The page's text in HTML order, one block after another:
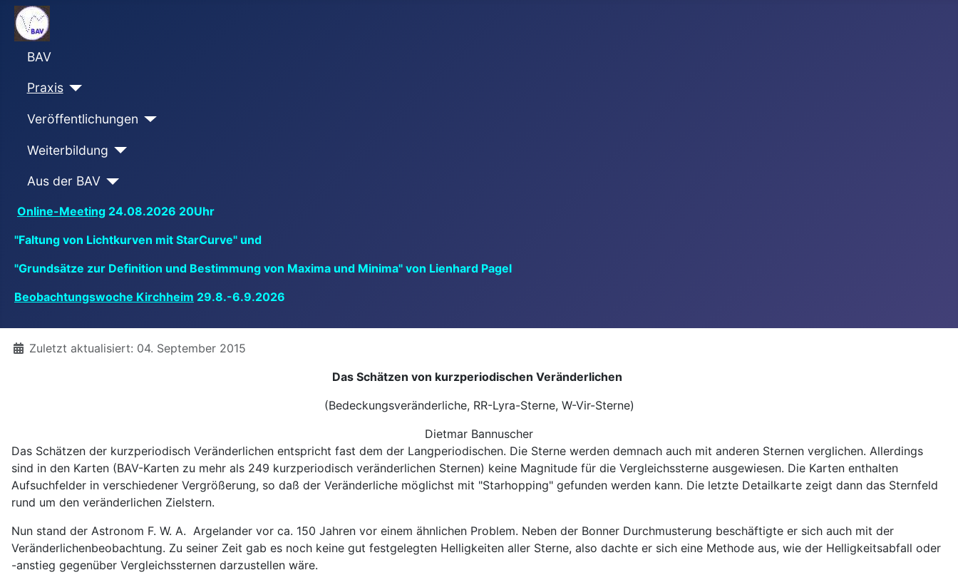
BAV
Praxis
Veröffentlichungen
Weiterbildung
Aus der BAV
Online-Meeting 24.08.2026 20Uhr
"Faltung von Lichtkurven mit StarCurve" und
"Grundsätze zur Definition und Bestimmung von Maxima und Minima" von Lienhard Pagel
Beobachtungswoche Kirchheim 29.8.-6.9.2026
DetailsZuletzt aktualisiert: 04. September 2015
Das Schätzen von kurzperiodischen Veränderlichen
(Bedeckungsveränderliche, RR-Lyra-Sterne, W-Vir-Sterne)
Dietmar Bannuscher
Das Schätzen der kurzperiodisch Veränderlichen entspricht fast dem der Langperiodischen. Die Sterne werden demnach auch mit anderen Sternen verglichen. Allerdings
sind in den Karten (BAV-Karten zu mehr als 249 kurzperiodisch veränderlichen Sternen) keine Magnitude für die Vergleichssterne ausgewiesen. Die Karten enthalten
Aufsuchfelder in verschiedener Vergrößerung, so daß der Veränderliche möglichst mit "Starhopping" gefunden werden kann. Die letzte Detailkarte zeigt dann das Sternfeld
rund um den veränderlichen Zielstern.
Nun stand der Astronom F. W. A. Argelander vor ca. 150 Jahren vor einem ähnlichen Problem. Neben der Bonner Durchmusterung beschäftigte er sich auch mit der
Veränderlichenbeobachtung. Zu seiner Zeit gab es noch keine gut festgelegten Helligkeiten aller Sterne, also dachte er sich eine Methode aus, wie der Helligkeitsabfall oder
-anstieg gegenüber Vergleichssternen darzustellen wäre.